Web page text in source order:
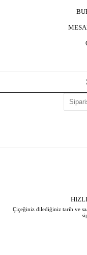
Çiçeğiniz dilediğiniz tarih ve